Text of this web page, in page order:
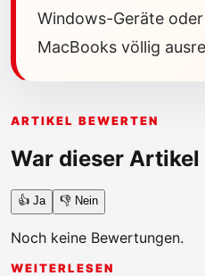
Windows-Geräte
MacBooks völlig
ARTIKEL BEWERTEN
War dieser
👍 Ja 👎 Nein
Noch keine Bewertungen.
WEITERLESEN